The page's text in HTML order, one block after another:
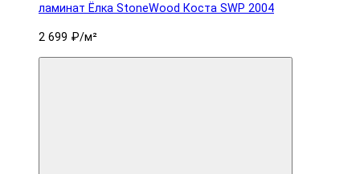
ламинат Ëлка StoneWood Коста SWP 2004
2 699 ₽/м²